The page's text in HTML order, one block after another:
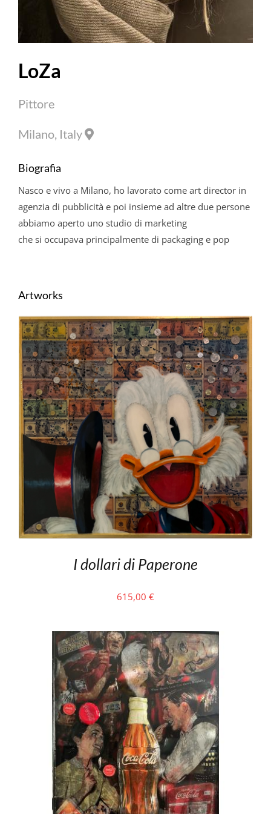
LoZa
Pittore
Milano, Italy
Biografia
Nasco e vivo a Milano, ho lavorato come art director in
agenzia di pubblicità e poi insieme ad altre due persone
abbiamo aperto uno studio di marketing
che si occupava principalmente di packaging e pop
Artworks
I dollari di Paperone
615,00 €